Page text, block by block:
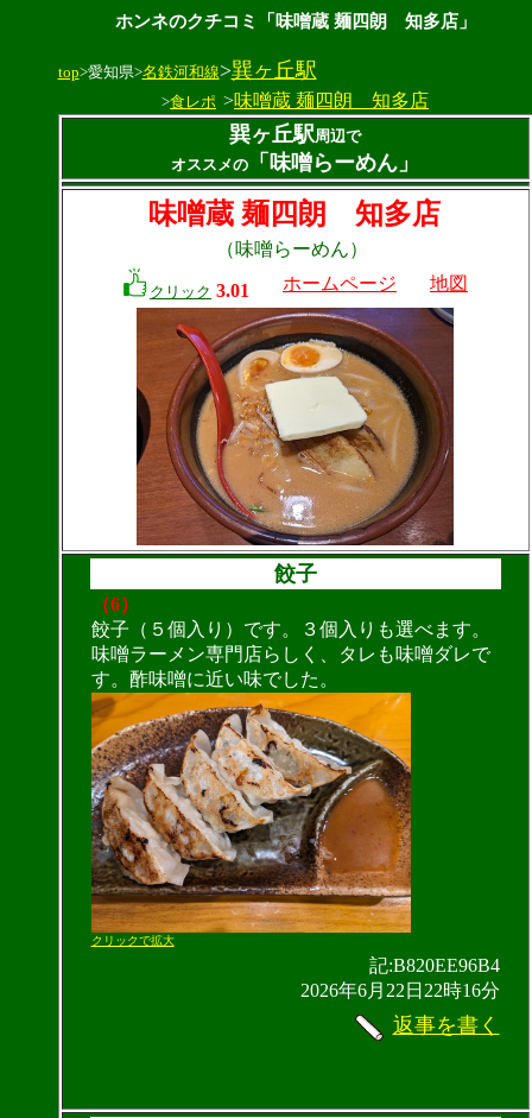
ホンネのクチコミ「味噌蔵 麺四朗 知多店」
top>愛知県>名鉄河和線>巽ヶ丘駅
>食レポ >味噌蔵 麺四朗 知多店
巽ヶ丘駅周辺で
オススメの
「味噌らーめん」
味噌蔵 麺四朗 知多店
（味噌らーめん）
クリック 3.01 ホームページ 地図
餃子
（6）
餃子（５個入り）です。３個入りも選べます。
味噌ラーメン専門店らしく、タレも味噌ダレで
す。酢味噌に近い味でした。
クリックで拡大
記:B820EE96B4
2026年6月22日22時16分
返事を書く